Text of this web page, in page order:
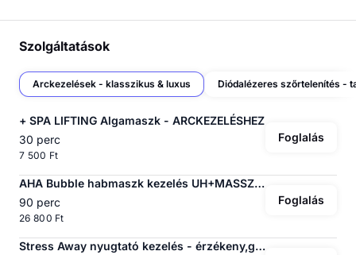
Szolgáltatások
Arckezelések - klasszikus & luxus
+ SPA LIFTING Algamaszk - ARCKEZELÉSHEZ
30 perc
7 500 Ft
Foglalás
AHA Bubble habmaszk kezelés UH+MASSZÁZS
90 perc
26 800 Ft
Foglalás
Stress Away nyugtató kezelés - érzékeny,gyulladt bőrre